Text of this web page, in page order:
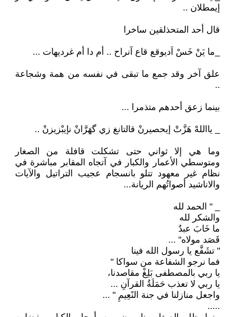
إيمطلان ..
قال أحد المتحذلقين ساخرا
_ما يَنْ خَسْ اَديوقع قاع آنراح .. أم دا أم غرديهات ...
علق آخر وقد جمع ما تبقى في نفسه من همة وشجاعة
..
بينما زعق أحدهم متذمرا ...
_ يااللهْ هَزَّتْ إيحصيرنْ قالتانغ زي گهَرَّانْ نإيبْزيزنْ ..
وما هي إلا ثواني حتى تشكلت قافلة من الصغار
ومتوسطي الأعمار والكبار في آتجاه المقابر مباشرة في
نظام غير معهود تتلو بانسجام عجيب التراتيل والآيات
والاناشيد أصواتُهم الريانة...
_ " الحمد لله
والشكر لله
ما خَابَ عبدٌ
قَصَد مولاه" ...
" تشَفَّع يا رسول الله فينا
فما نرجو الشفاعة من سواكا "
يا ربي بالمصطفى بَلِغْ مقاصدنا،
يا ربي لا تعذب حَمَلَةُ القرآنِ ...
واجعل منازلنا في جنة النًعِيمِ " ...
.....